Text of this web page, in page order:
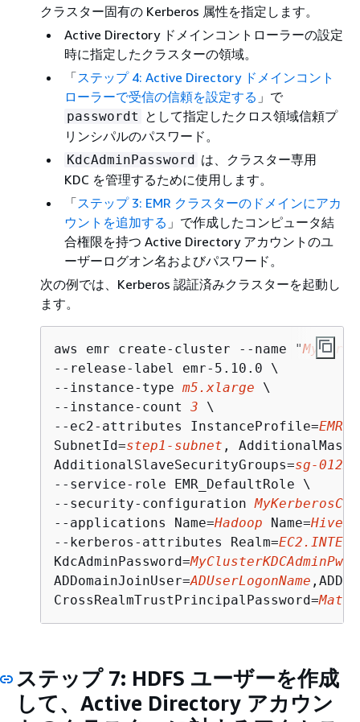
クラスター固有の Kerberos 属性を指定します。
Active Directory ドメインコントローラーの設定
時に指定したクラスターの領域。
「ステップ 4: Active Directory ドメインコント
ローラーで受信の信頼を設定する 」で
passwordt として指定したクロス領域信頼プ
リンシパルのパスワード。
KdcAdminPassword は、クラスター専用
KDC を管理するために使用します。
「ステップ 3: EMR クラスターのドメインにアカ
ウントを追加する 」で作成したコンピュータ結
合権限を持つ Active Directory アカウントのユ
ーザーログオン名およびパスワード。
次の例では、Kerberos 認証済みクラスターを起動し
ます。
aws emr create-cluster --name "
--release-label emr-5.10.0 \
--instance-type m5.xlarge \
--instance-count 3 \
--ec2-attributes InstanceProfile=
SubnetId=step1-subnet ,
AdditionalSlaveSecurityGroups=sg-
--service-role EMR_DefaultRole \
--security-configuration
--applications Name=Hadoop Name=Hive
--kerberos-attributes Realm=
KdcAdminPassword=MyClusterKDCAdminPwd
ADDomainJoinUser=ADUserLogonName
CrossRealmTrustPrincipalPassword=
ステップ 7: HDFS ユーザーを作成
して、Active Directory アカウン